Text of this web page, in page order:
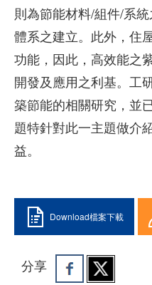
則為節能材料/組件/系
體系之建立。此外，住
功能，因此，高效能之
開發及應用之利基。工
築節能的相關研究，並
題特針對此一主題做介
益。
Download檔案下載
分享